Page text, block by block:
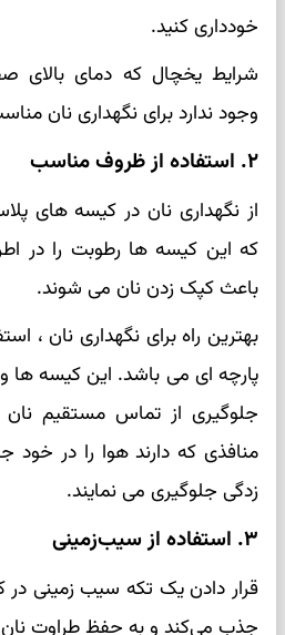
خودداری کنید.
شرایط یخچال که دمای بالای
وجود ندارد برای نگهداری نان
۲. استفاده از ظروف مناسب
از نگهداری نان در کیسه های
که این کیسه ها رطوبت را در
باعث کپک زدن نان می شوند.
بهترین راه برای نگهداری نان ،
پارچه ای می باشد. این کیسه
جلوگیری از تماس مستقیم نان
منافذی که دارند هوا را در
زدگی جلوگیری می نمایند.
۳. استفاده از سیب‌زمینی
قرار دادن یک تکه سیب ‌زمینی در
جذب می‌کند و به حفظ طراوت